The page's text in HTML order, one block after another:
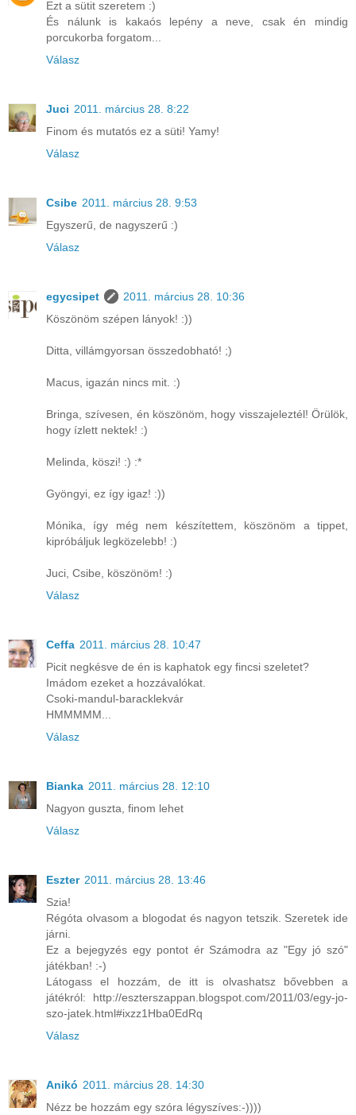
Ezt a sütit szeretem :)
És nálunk is kakaós lepény a neve, csak én mindig
porcukorba forgatom...
Válasz
Juci 2011. március 28. 8:22
Finom és mutatós ez a süti! Yamy!
Válasz
Csibe 2011. március 28. 9:53
Egyszerű, de nagyszerű :)
Válasz
egycsipet
2011. március 28. 10:36
Köszönöm szépen lányok! :))
Ditta, villámgyorsan összedobható! ;)
Macus, igazán nincs mit. :)
Bringa, szívesen, én köszönöm, hogy visszajeleztél! Örülök,
hogy ízlett nektek! :)
Melinda, köszi! :) :*
Gyöngyi, ez így igaz! :))
Mónika, így még nem készítettem, köszönöm a tippet,
kipróbáljuk legközelebb! :)
Juci, Csibe, köszönöm! :)
Válasz
Ceffa 2011. március 28. 10:47
Picit negkésve de én is kaphatok egy fincsi szeletet?
Imádom ezeket a hozzávalókat.
Csoki-mandul-baracklekvár
HMMMMM...
Válasz
Bianka 2011. március 28. 12:10
Nagyon guszta, finom lehet
Válasz
Eszter 2011. március 28. 13:46
Szia!
Régóta olvasom a blogodat és nagyon tetszik. Szeretek ide
járni.
Ez a bejegyzés egy pontot ér Számodra az "Egy jó szó"
játékban! :-)
Látogass el hozzám, de itt is olvashatsz bővebben a
játékról: http://eszterszappan.blogspot.com/2011/03/egy-jo-
szo-jatek.html#ixzz1Hba0EdRq
Válasz
Anikó 2011. március 28. 14:30
Nézz be hozzám egy szóra légyszíves:-))))